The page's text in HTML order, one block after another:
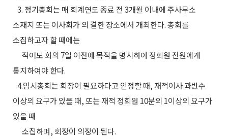
3. 정기총회는 매 회계연도 종료 전 3개월 이내에 주사무소
소재지 또는 이사회가 의 결한 장소에서 개최한다. 총회를
소집하고자 할 때에는
적어도 회의 7일 이전에 목적을 명시하여 정회원 전원에게
통지하여야 한다.
4.임시총회는 회장이 필요하다고 인정할 때, 재적이사 과반수
이상의 요구가 있을 때, 또는 재적 정회원 10분의 1이상의 요구가
있을 때
소집하며, 회장이 의장이 된다.